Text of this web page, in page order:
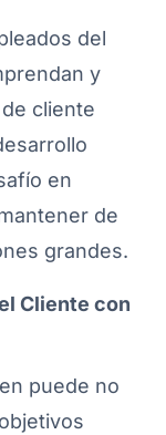
del
y
cliente
en
de
grandes.
Cliente con
puede no